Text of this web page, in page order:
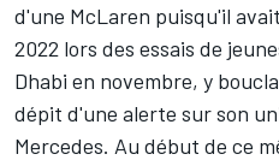
d'une McLaren puisqu'il
2022 lors des essais de
Dhabi en novembre, y
dépit d'une alerte sur son
Mercedes. Au début de ce